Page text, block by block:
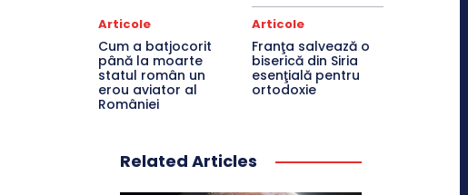
Articole
Cum a batjocorit
până la moarte
statul român un
erou aviator al
României
Articole
Franţa salvează o
biserică din Siria
esenţială pentru
ortodoxie
Related Articles